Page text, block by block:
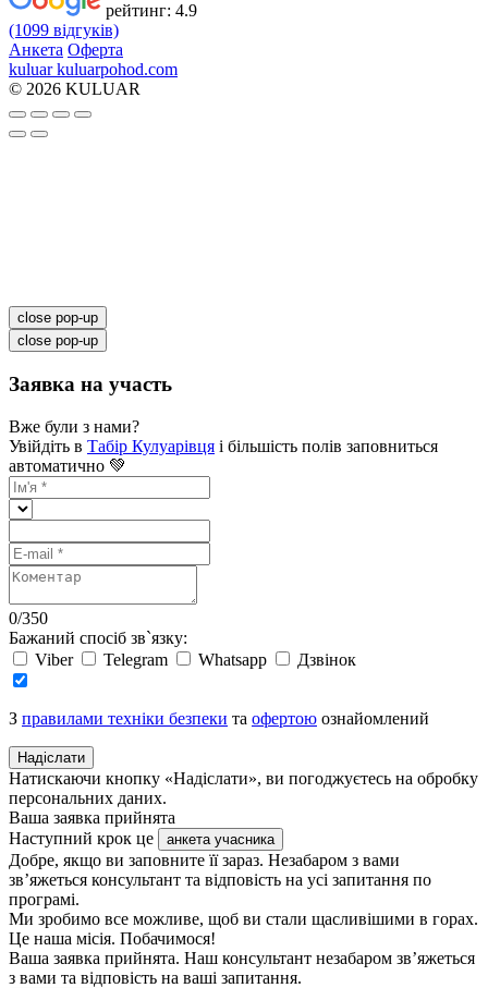
рейтинг: 4.9
(1099 відгуків)
Анкета Оферта
kuluar kuluarpohod.com
© 2026 KULUAR
close pop-up
close pop-up
Заявка на участь
Вже були з нами?
Увійдіть в Табір Кулуарівця і більшість полів заповниться
автоматично 💚
0/350
Бажаний спосіб зв`язку:
Viber
Telegram Whatsapp Дзвінок
З правилами техніки безпеки та офертою ознайомлений
Надіслати
Натискаючи кнопку «Надіслати», ви погоджуєтесь на обробку
персональних даних.
Ваша заявка прийнята
Наступний крок це
анкета учасника
Добре, якщо ви заповните її зараз. Незабаром з вами
зв’яжеться консультант та відповість на усі запитання по
програмі.
Ми зробимо все можливе, щоб ви стали щасливішими в горах.
Це наша місія. Побачимося!
Ваша заявка прийнята. Наш консультант незабаром зв’яжеться
з вами та відповість на ваші запитання.